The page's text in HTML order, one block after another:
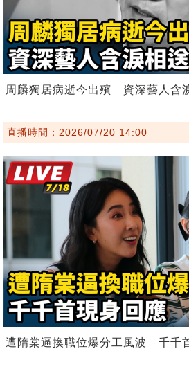
周麟獨居病逝今出殯 資深藝人含
直播時間：2026/07/20 14:00
遭隋棠逼換職位爆分工風波 千千